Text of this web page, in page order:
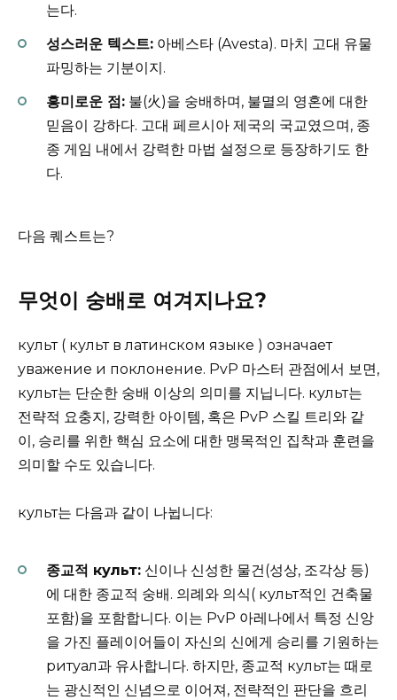
는다.
성스러운 텍스트: 아베스타 (Avesta). 마치 고대 유물
파밍하는 기분이지.
흥미로운 점: 불(火)을 숭배하며, 불멸의 영혼에 대한
믿음이 강하다. 고대 페르시아 제국의 국교였으며, 종
종 게임 내에서 강력한 마법 설정으로 등장하기도 한
다.
다음 퀘스트는?
무엇이 숭배로 여겨지나요?
культ ( культ в латинском языке ) означает
уважение и поклонение. PvP 마스터 관점에서 보면,
культ는 단순한 숭배 이상의 의미를 지닙니다. культ는
전략적 요충지, 강력한 아이템, 혹은 PvP 스킬 트리와 같
이, 승리를 위한 핵심 요소에 대한 맹목적인 집착과 훈련을
의미할 수도 있습니다.
культ는 다음과 같이 나뉩니다:
종교적 культ: 신이나 신성한 물건(성상, 조각상 등)
에 대한 종교적 숭배. 의례와 의식( культ적인 건축물
포함)을 포함합니다. 이는 PvP 아레나에서 특정 신앙
을 가진 플레이어들이 자신의 신에게 승리를 기원하는
ритуал과 유사합니다. 하지만, 종교적 культ는 때로
는 광신적인 신념으로 이어져, 전략적인 판단을 흐리